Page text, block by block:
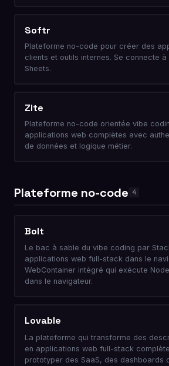
Softr
Plateforme no-code pour créer des
clients et outils internes. Se connecte
Sheets.
Zite
Plateforme no-code orientée vibe
applications web complètes avec
de données et logique métier.
Plateforme no-code 4
Bolt
Le bac à sable du vibe coding par
applications web full-stack dans le
WebContainer intégré qui exécute
dans le navigateur.
Lovable
La plateforme qui transforme des
en applications web full-stack
prototyper des SaaS, des dashboards